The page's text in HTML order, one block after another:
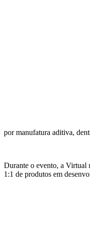
por manufatura aditiva,
Durante o evento, a Virtual
1:1 de produtos em